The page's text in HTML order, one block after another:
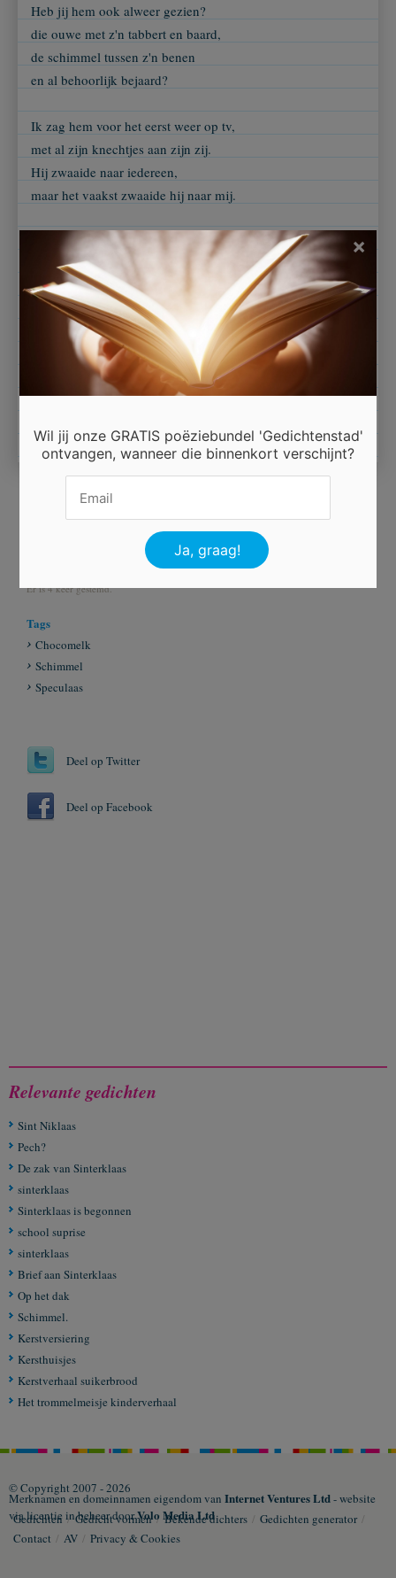
Heb jij hem ook alweer gezien?
die ouwe met z'n tabbert en baard,
de schimmel tussen z'n benen
en al behoorlijk bejaard?
Ik zag hem voor het eerst weer op tv,
met al zijn knechtjes aan zijn zij.
Hij zwaaide naar iedereen,
maar het vaakst zwaaide hij naar mij.
Ik heb mijn verlanglijstje al klaar,
ik wens niet zoveel dingen.
Maar het liefst wil ik een kandelaar,
die mij met warmte kan omringen.
Een avond met chocomelk en speculaas
wij houden het eenvoudig
Er is 4 keer gestemd.
Tags
Chocomelk
Schimmel
Speculaas
Deel op Twitter
Deel op Facebook
Relevante gedichten
Sint Niklaas
Pech?
De zak van Sinterklaas
sinterklaas
Sinterklaas is begonnen
school suprise
sinterklaas
Brief aan Sinterklaas
Op het dak
Schimmel.
Kerstversiering
Kersthuisjes
Kerstverhaal suikerbrood
Het trommelmeisje kinderverhaal
© Copyright 2007 - 2026
Gedichten / Gedicht vormen / Bekende dichters / Gedichten generator /
Contact / AV / Privacy & Cookies
Merknamen en domeinnamen eigendom van Internet Ventures Ltd- website
via licentie in beheer doorVolo Media Ltd
Wil jij onze GRATIS poëziebundel 'Gedichtenstad'
ontvangen, wanneer die binnenkort verschijnt?
×